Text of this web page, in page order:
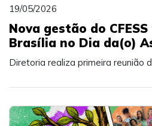
19/05/2026
Nova gestão do
Brasília no Dia da(o)
Diretoria realiza primeira reunião